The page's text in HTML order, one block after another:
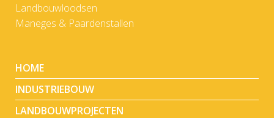
Landbouwloodsen
Maneges & Paardenstallen
HOME
INDUSTRIEBOUW
LANDBOUWPROJECTEN